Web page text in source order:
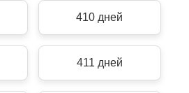
410 дней
411 дней